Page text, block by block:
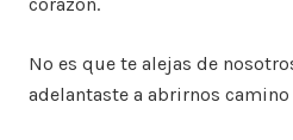
corazón.
No es que te alejas de
adelantaste a abrirnos camino